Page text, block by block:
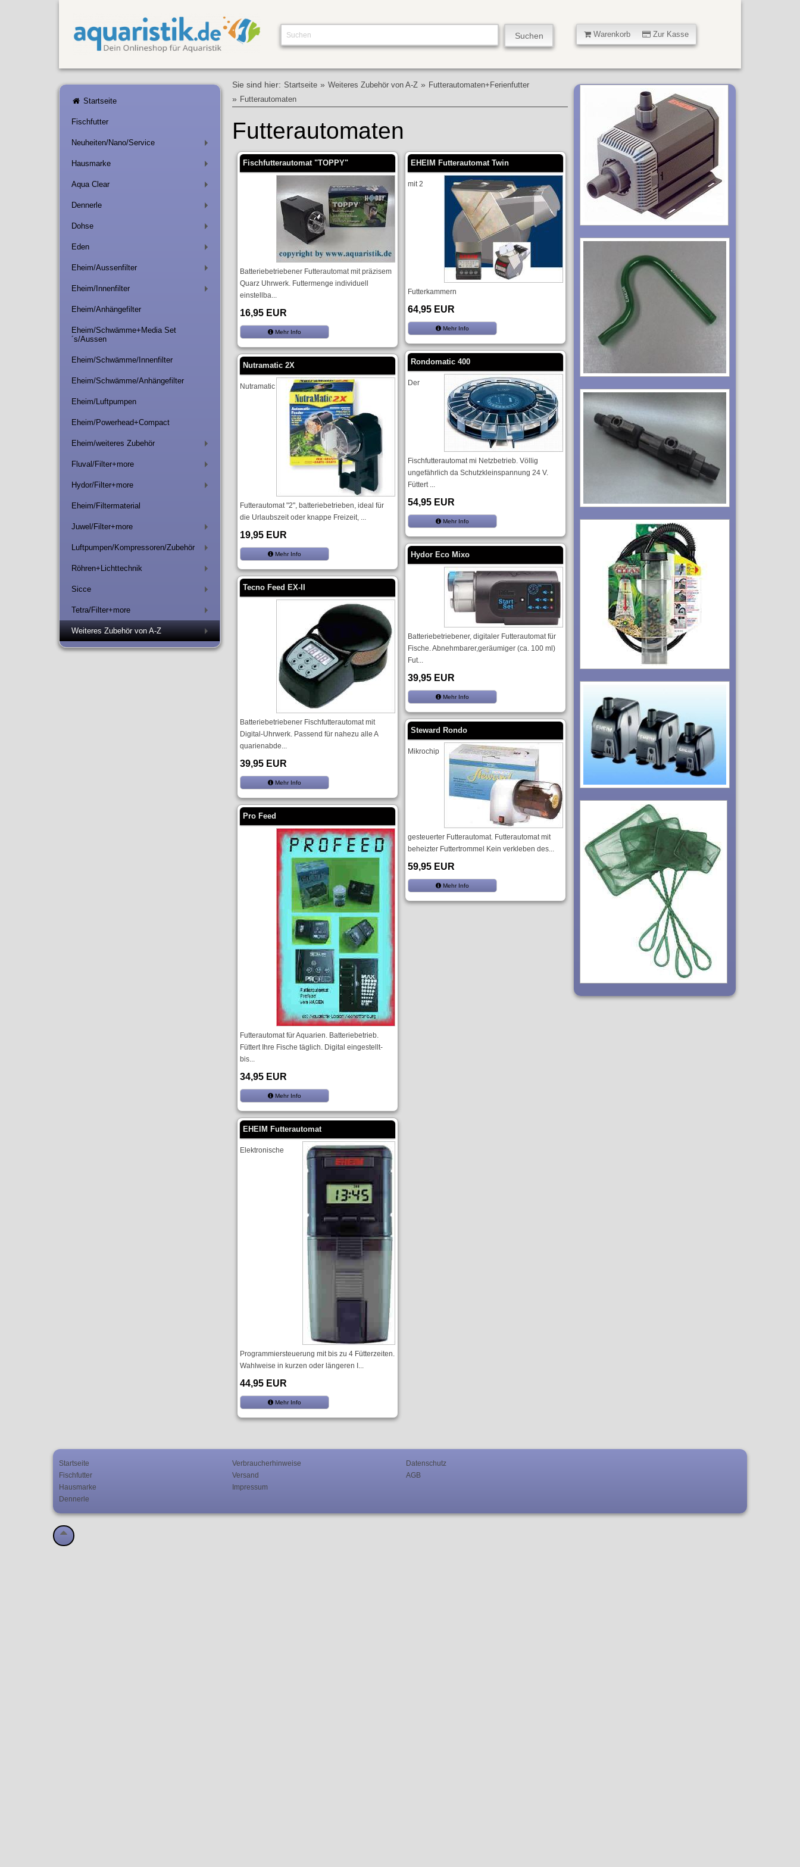
Warenkorb Zur Kasse
Startseite
Fischfutter
Neuheiten/Nano/Service
Hausmarke
Aqua Clear
Dennerle
Dohse
Eden
Eheim/Aussenfilter
Eheim/Innenfilter
Eheim/Anhängefilter
Eheim/Schwämme+Media Set
´s/Aussen
Eheim/Schwämme/Innenfilter
Eheim/Schwämme/Anhängefilter
Eheim/Luftpumpen
Eheim/Powerhead+Compact
Eheim/weiteres Zubehör
Fluval/Filter+more
Hydor/Filter+more
Eheim/Filtermaterial
Juwel/Filter+more
Luftpumpen/Kompressoren/Zubehör
Röhren+Lichttechnik
Sicce
Tetra/Filter+more
Weiteres Zubehör von A-Z
Sie sind hier: Startseite » Weiteres Zubehör von A-Z » Futterautomaten+Ferienfutter
» Futterautomaten
Futterautomaten
Fischfutterautomat "TOPPY"
Batteriebetriebener Futterautomat mit präzisem
Quarz Uhrwerk. Futtermenge individuell
einstellba...
16,95 EUR
Mehr Info
Nutramatic 2X
Nutramatic
Futterautomat "2", batteriebetrieben, ideal für
die Urlaubszeit oder knappe Freizeit, ...
19,95 EUR
Mehr Info
Tecno Feed EX-II
Batteriebetriebener Fischfutterautomat mit
Digital-Uhrwerk. Passend für nahezu alle A
quarienabde...
39,95 EUR
Mehr Info
Pro Feed
Futterautomat für Aquarien. Batteriebetrieb.
Füttert Ihre Fische täglich. Digital eingestellt-
bis...
34,95 EUR
Mehr Info
EHEIM Futterautomat
Elektronische
Programmiersteuerung mit bis zu 4 Fütterzeiten.
Wahlweise in kurzen oder längeren I...
44,95 EUR
Mehr Info
EHEIM Futterautomat Twin
mit 2
Futterkammern
64,95 EUR
Mehr Info
Rondomatic 400
Der
Fischfutterautomat mi Netzbetrieb. Völlig
ungefährlich da Schutzkleinspannung 24 V.
Füttert ...
54,95 EUR
Mehr Info
Hydor Eco Mixo
Batteriebetriebener, digitaler Futterautomat für
Fische. Abnehmbarer,geräumiger (ca. 100 ml)
Fut...
39,95 EUR
Mehr Info
Steward Rondo
Mikrochip
gesteuerter Futterautomat. Futterautomat mit
beheizter Futtertrommel Kein verkleben des...
59,95 EUR
Mehr Info
Startseite
Fischfutter
Hausmarke
Dennerle
Verbraucherhinweise
Versand
Impressum
Datenschutz
AGB